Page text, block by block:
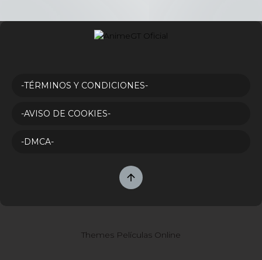
-TÉRMINOS Y CONDICIONES-
-AVISO DE COOKIES-
-DMCA-
Themes Películas Online